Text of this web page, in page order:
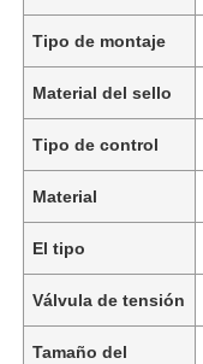
Tipo de montaje
Material del sello
Tipo de control
Material
El tipo
Válvula de tensión
Tamaño del